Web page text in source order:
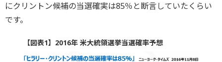
にクリントン候補の当選確実は85％と断言していたくらい
です。
【図表1】2016年 米大統領選挙当選確率予想